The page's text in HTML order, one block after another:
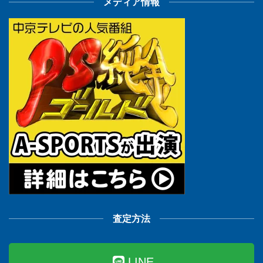
査定方法